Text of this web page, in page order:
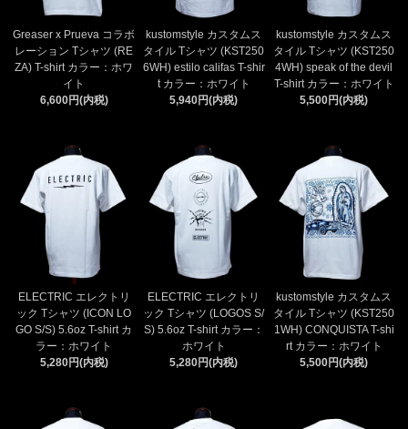
Greaser x Prueva コラボ
レーション Tシャツ (RE
ZA) T-shirt カラー：ホワ
イト
6,600円(内税)
kustomstyle カスタムス
タイル Tシャツ (KST250
6WH) estilo califas T-shir
t カラー：ホワイト
5,940円(内税)
kustomstyle カスタムス
タイル Tシャツ (KST250
4WH) speak of the devil
T-shirt カラー：ホワイト
5,500円(内税)
ELECTRIC エレクトリ
ック Tシャツ (ICON LO
GO S/S) 5.6oz T-shirt カ
ラー：ホワイト
5,280円(内税)
ELECTRIC エレクトリ
ック Tシャツ (LOGOS S/
S) 5.6oz T-shirt カラー：
ホワイト
5,280円(内税)
kustomstyle カスタムス
タイル Tシャツ (KST250
1WH) CONQUISTA T-shi
rt カラー：ホワイト
5,500円(内税)